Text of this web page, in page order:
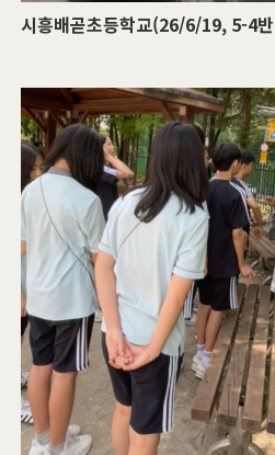
시흥배곧초등학교(26/6/19, 5-4